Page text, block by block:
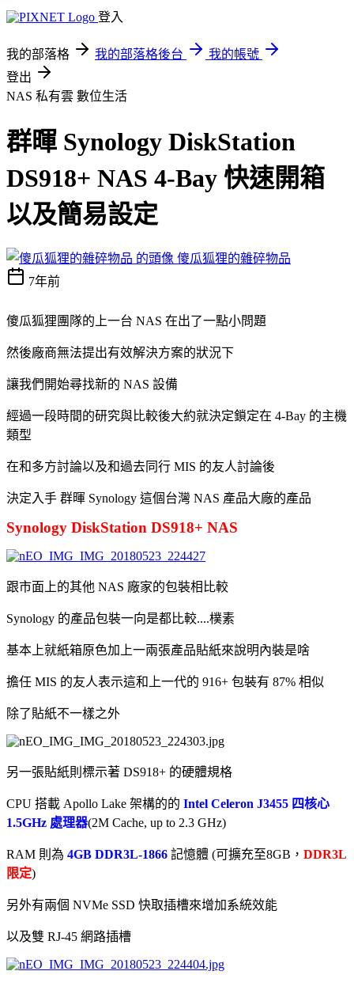
登入
我的部落格 我的部落格後台
我的帳號
登出
NAS 私有雲 數位生活
群暉 Synology DiskStation
DS918+ NAS 4-Bay 快速開箱
以及簡易設定
傻瓜狐狸的雜碎物品
7年前
傻瓜狐狸團隊的上一台 NAS 在出了一點小問題
然後廠商無法提出有效解決方案的狀況下
讓我們開始尋找新的 NAS 設備
經過一段時間的研究與比較後大約就決定鎖定在 4-Bay 的主機
類型
在和多方討論以及和過去同行 MIS 的友人討論後
決定入手 群暉 Synology 這個台灣 NAS 產品大廠的產品
Synology DiskStation DS918+ NAS
跟市面上的其他 NAS 廠家的包裝相比較
Synology 的產品包裝一向是都比較....樸素
基本上就紙箱原色加上一兩張產品貼紙來說明內裝是啥
擔任 MIS 的友人表示這和上一代的 916+ 包裝有 87% 相似
除了貼紙不一樣之外
另一張貼紙則標示著 DS918+ 的硬體規格
CPU 搭載 Apollo Lake 架構的的 Intel Celeron J3455 四核心
1.5GHz 處理器(2M Cache, up to 2.3 GHz)
RAM 則為 4GB DDR3L-1866 記憶體 (可擴充至8GB， DDR3L
限定)
另外有兩個 NVMe SSD 快取插槽來增加系統效能
以及雙 RJ-45 網路插槽